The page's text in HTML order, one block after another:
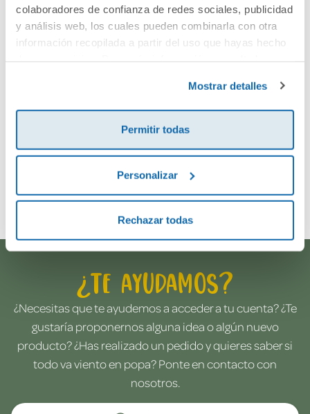
colaboradores de confianza de redes sociales, publicidad
y análisis web, los cuales pueden combinarla con otra
información recopilada a partir del uso que hayas hecho
Mostrar detalles
Permitir todas
Personalizar
Rechazar todas
Debes iniciar sesión para poder valorarlo
¿Te ayudamos?
¿Necesitas que te ayudemos a acceder a tu cuenta? ¿Te
gustaría proponernos alguna idea o algún nuevo
producto? ¿Has realizado un pedido y quieres saber si
todo va viento en popa? Ponte en contacto con
nosotros.